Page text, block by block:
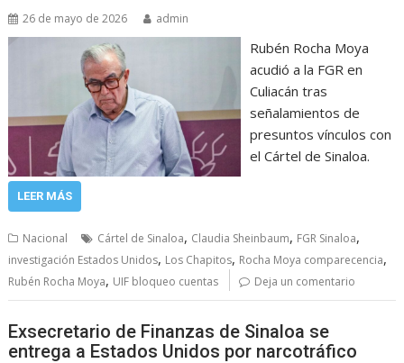
26 de mayo de 2026 admin
Rubén Rocha Moya
acudió a la FGR en
Culiacán tras
señalamientos de
presuntos vínculos con
el Cártel de Sinaloa.
LEER MÁS
Nacional Cártel de Sinaloa, Claudia Sheinbaum, FGR Sinaloa,
investigación Estados Unidos, Los Chapitos, Rocha Moya comparecencia,
Rubén Rocha Moya, UIF bloqueo cuentas Deja un comentario
Exsecretario de Finanzas de Sinaloa se
entrega a Estados Unidos por narcotráfico